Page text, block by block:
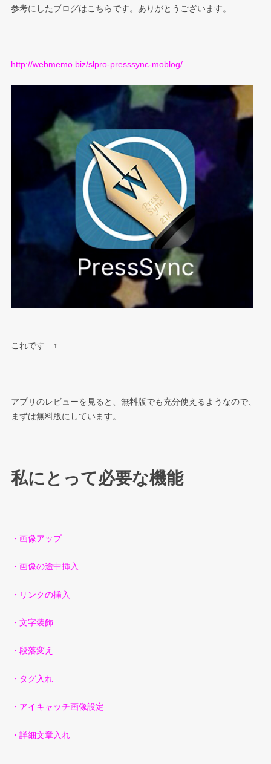
参考にしたブログはこちらです。ありがとうございます。
http://webmemo.biz/slpro-presssync-moblog/
これです ↑
アプリのレビューを見ると、無料版でも充分使えるようなので、
まずは無料版にしています。
私にとって必要な機能
・画像アップ
・画像の途中挿入
・リンクの挿入
・文字装飾
・段落変え
・タグ入れ
・アイキャッチ画像設定
・詳細文章入れ